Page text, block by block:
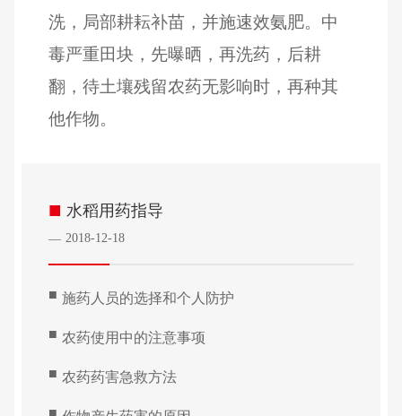
洗，局部耕耘补苗，并施速效氨肥。中
毒严重田块，先曝晒，再洗药，后耕
翻，待土壤残留农药无影响时，再种其
他作物。
■ 水稻用药指导
— 2018-12-18
■ 施药人员的选择和个人防护
■ 农药使用中的注意事项
■ 农药药害急救方法
■